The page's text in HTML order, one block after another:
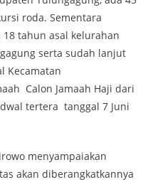
roda. Sementara
tahun asal kelurahan
serta sudah lanjut
Kecamatan
Calon Jamaah Haji dari
tertera tanggal 7 Juni
menyampaiakan
akan diberangkatkannya